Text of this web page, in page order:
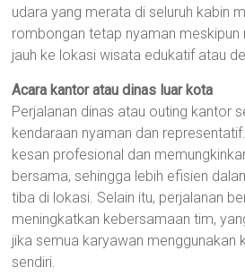
udara yang merata di seluruh kabin
rombongan tetap nyaman meskipun
jauh ke lokasi wisata edukatif atau
Acara kantor atau dinas luar kota
Perjalanan dinas atau outing kantor
kendaraan nyaman dan
kesan profesional dan
bersama, sehingga lebih efisien
tiba di lokasi. Selain itu, perjalanan
meningkatkan kebersamaan tim,
jika semua karyawan menggunakan
sendiri.